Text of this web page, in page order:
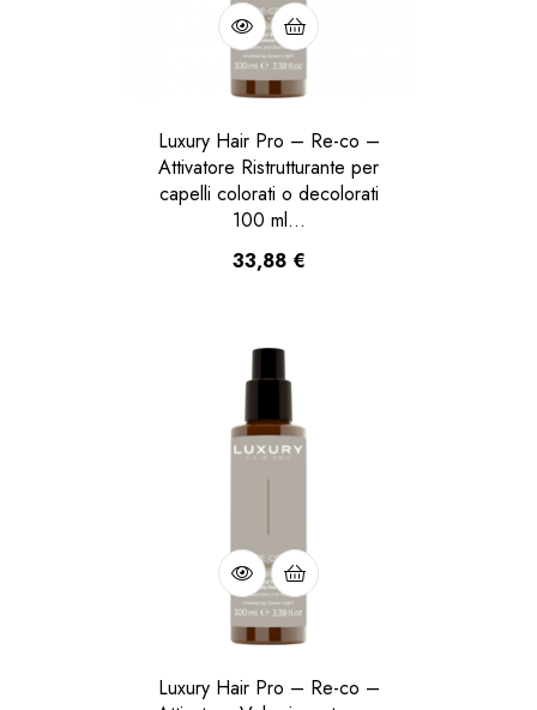
Luxury Hair Pro – Re-co –
Attivatore Ristrutturante per
capelli colorati o decolorati
100 ml…
33,88 €
Luxury Hair Pro – Re-co –